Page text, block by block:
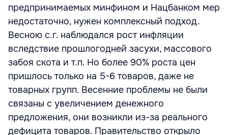
предпринимаемых минфином и Нацбанком мер
недостаточно, нужен комплексный подход.
Весною с.г. наблюдался рост инфляции
вследствие прошлогодней засухи, массового
забоя скота и т.п. Но более 90% роста цен
пришлось только на 5-6 товаров, даже не
товарных групп. Весенние проблемы не были
связаны с увеличением денежного
предложения, они возникли из-за реального
дефицита товаров. Правительство открыло